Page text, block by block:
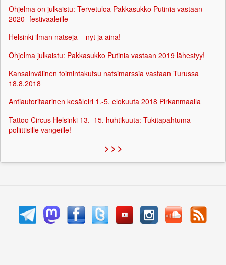
Ohjelma on julkaistu: Tervetuloa Pakkasukko Putinia vastaan
2020 -festivaaleille
Helsinki ilman natseja – nyt ja aina!
Ohjelma julkaistu: Pakkasukko Putinia vastaan 2019 lähestyy!
Kansainvälinen toimintakutsu natsimarssia vastaan Turussa
18.8.2018
Antiautoritaarinen kesäleiri 1.-5. elokuuta 2018 Pirkanmaalla
Tattoo Circus Helsinki 13.–15. huhtikuuta: Tukitapahtuma
poliittisille vangeille!
> > >